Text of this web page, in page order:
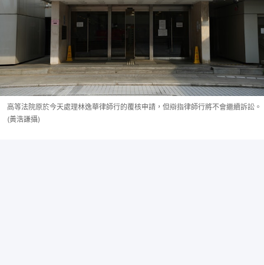
高等法院原於今天處理林逸華律師行的覆核申請，但辯指律師行將不會繼續訴訟。
(黃浩謙攝)